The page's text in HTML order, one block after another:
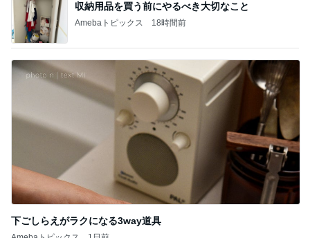
収納用品を買う前にやるべき大切なこと
Amebaトピックス 18時間前
下ごしらえがラクになる3way道具